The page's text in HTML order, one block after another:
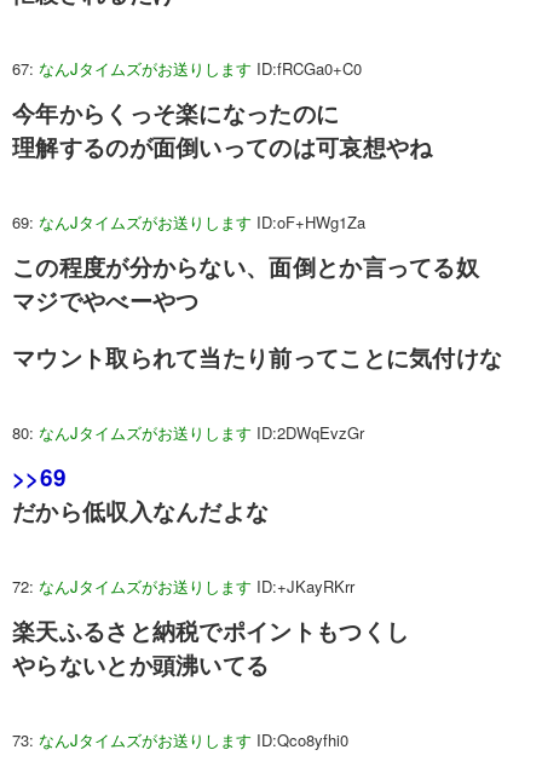
67: なんJタイムズがお送りします ID:fRCGa0+C0
今年からくっそ楽になったのに
理解するのが面倒いってのは可哀想やね
69: なんJタイムズがお送りします ID:oF+HWg1Za
この程度が分からない、面倒とか言ってる奴
マジでやべーやつ
マウント取られて当たり前ってことに気付けな
80: なんJタイムズがお送りします ID:2DWqEvzGr
>>69
だから低収入なんだよな
72: なんJタイムズがお送りします ID:+JKayRKrr
楽天ふるさと納税でポイントもつくし
やらないとか頭沸いてる
73: なんJタイムズがお送りします ID:Qco8yfhi0